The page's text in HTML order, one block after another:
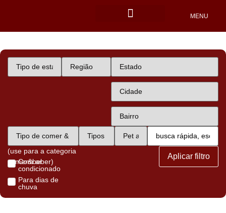
MENU
(use para a categoria
comer&beber)
Com ar
condicionado
Para dias de
chuva
Aplicar filtro